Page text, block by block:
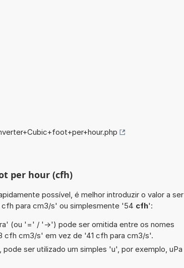
per hour (cfh)
possível, é melhor introduzir o valor a ser
para cm3/s' ou simplesmente '54 cfh':
(ou '=' / '->') pode ser omitida entre os nomes
cfh cm3/s' em vez de '41 cfh para cm3/s'.
ser utilizado um simples 'u', por exemplo, uPa